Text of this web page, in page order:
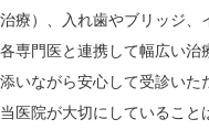
治療）、入れ歯やブリッジ
各専門医と連携して幅広い治
添いながら安心して受診いた
当医院が大切にしているこ